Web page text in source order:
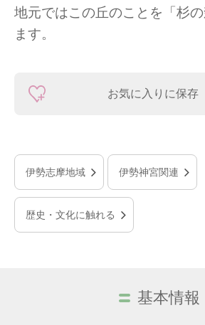
地元ではこの丘のことを「杉
ます。
お気に入りに保存
伊勢志摩地域 伊勢神宮関連
歴史・文化に触れる
基本情報